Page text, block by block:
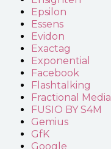
Epsilon
Essens
Evidon
Exactag
Exponential
Facebook
Flashtalking
Fractional Media
FUSIO BY S4M
Gemius
GfK
Google